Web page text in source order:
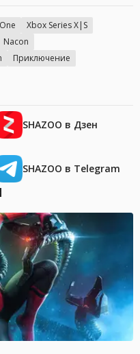
Xbox Series X|S
Nacon
Приключение
SHAZOO в Дзен
SHAZOO в Telegram